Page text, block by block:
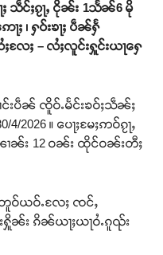
ႈ သဵင်ႈၵႂႃႇ ငိုၼ်း 1သႅၼ်6 မို
ႈ ၊ ႁဝ်းၶႃႈ ပဵၼ်ႁႅ
လႄႈ – လႆႈလူင်းႁူင်းယႃႁေ
င်းပဵၼ် ၸိူဝ်ႉမႅင်းၶဝ်ႈသဵၼ်ႈ
။ ပေႃႈမႄႈဢဝ်ၵႂႃႇ
ၼ်း 12 ဝၼ်း ထိုင်ဝၼ်းတီႈ
ဝ်ယဝ်ႉလႄႈ ၸင်ႇ
ၼ်း ၵိၼ်ယႃႈယႃဝႆႉၵူၺ်း